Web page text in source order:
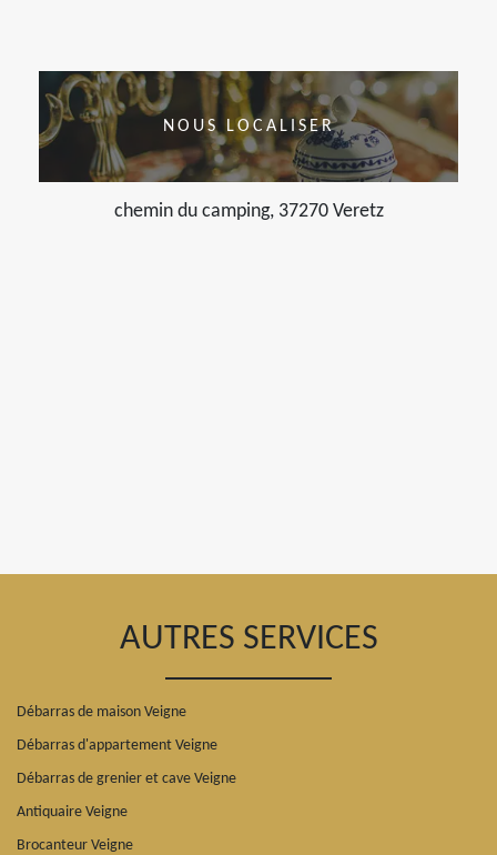
NOUS LOCALISER
chemin du camping, 37270 Veretz
AUTRES SERVICES
Débarras de maison Veigne
Débarras d'appartement Veigne
Débarras de grenier et cave Veigne
Antiquaire Veigne
Brocanteur Veigne